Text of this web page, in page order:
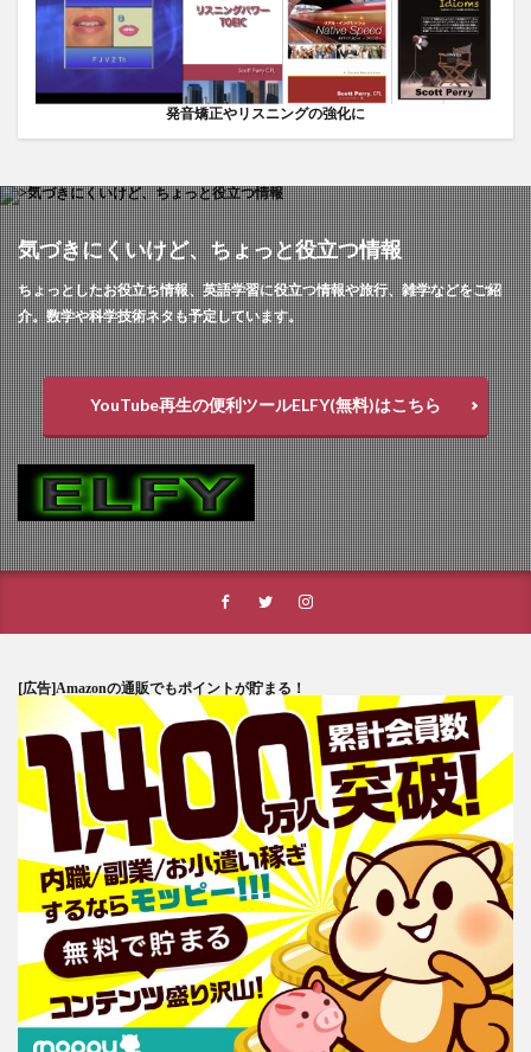
発音矯正やリスニングの強化に
気づきにくいけど、ちょっと役立つ情報
ちょっとしたお役立ち情報、英語学習に役立つ情報や旅行、雑学などをご紹
介。数学や科学技術ネタも予定しています。
YouTube再生の便利ツールELFY(無料)はこちら
[広告]Amazonの通販でもポイントが貯まる！